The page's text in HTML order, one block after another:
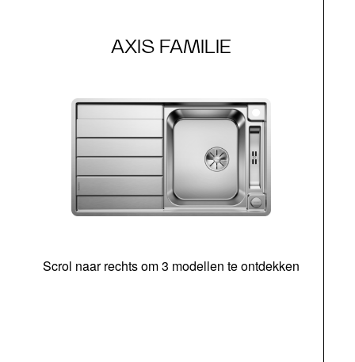
AXIS FAMILIE
Scrol naar rechts om 3 modellen te ontdekken